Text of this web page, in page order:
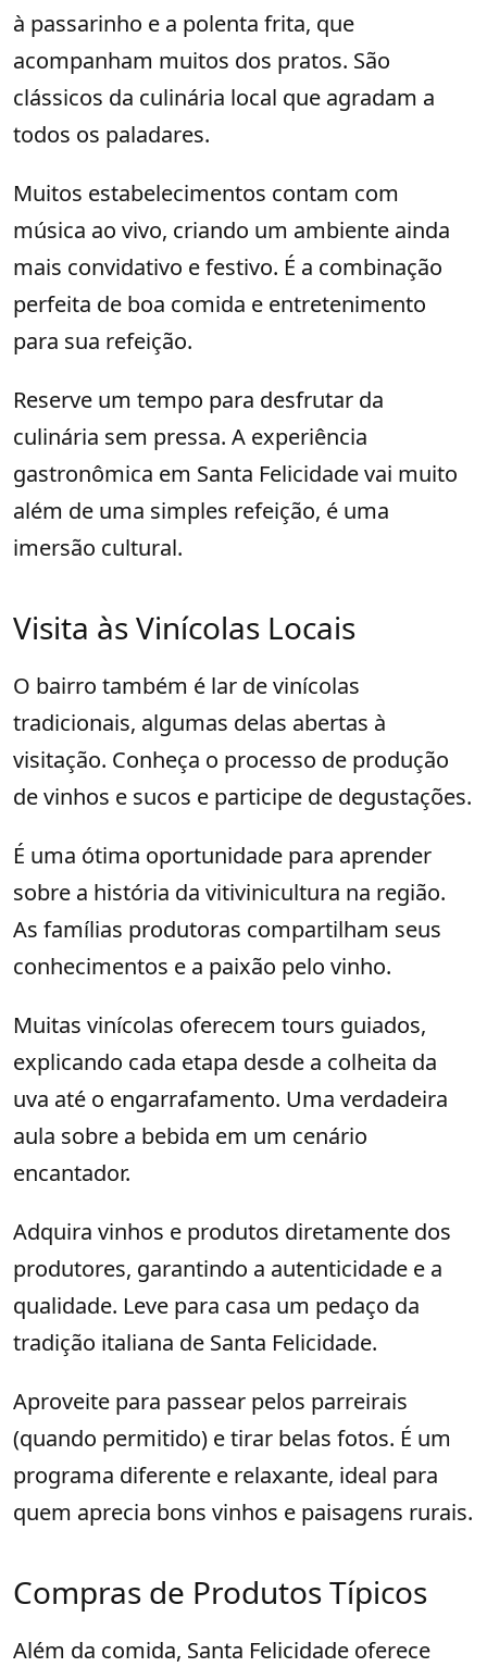
à passarinho e a polenta frita, que
acompanham muitos dos pratos. São
clássicos da culinária local que agradam a
todos os paladares.
Muitos estabelecimentos contam com
música ao vivo, criando um ambiente ainda
mais convidativo e festivo. É a combinação
perfeita de boa comida e entretenimento
para sua refeição.
Reserve um tempo para desfrutar da
culinária sem pressa. A experiência
gastronômica em Santa Felicidade vai muito
além de uma simples refeição, é uma
imersão cultural.
Visita às Vinícolas Locais
O bairro também é lar de vinícolas
tradicionais, algumas delas abertas à
visitação. Conheça o processo de produção
de vinhos e sucos e participe de degustações.
É uma ótima oportunidade para aprender
sobre a história da vitivinicultura na região.
As famílias produtoras compartilham seus
conhecimentos e a paixão pelo vinho.
Muitas vinícolas oferecem tours guiados,
explicando cada etapa desde a colheita da
uva até o engarrafamento. Uma verdadeira
aula sobre a bebida em um cenário
encantador.
Adquira vinhos e produtos diretamente dos
produtores, garantindo a autenticidade e a
qualidade. Leve para casa um pedaço da
tradição italiana de Santa Felicidade.
Aproveite para passear pelos parreirais
(quando permitido) e tirar belas fotos. É um
programa diferente e relaxante, ideal para
quem aprecia bons vinhos e paisagens rurais.
Compras de Produtos Típicos
Além da comida, Santa Felicidade oferece